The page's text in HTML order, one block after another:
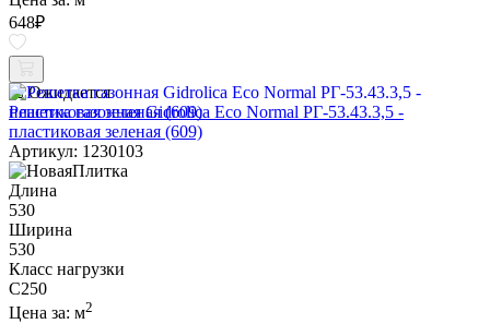
648₽
Ожидается
Решетка газонная Gidrolica Eco Normal РГ-53.43.3,5 -
пластиковая зеленая (609)
Артикул: 1230103
Длина
530
Ширина
530
Класс нагрузки
C250
Цена за: м2